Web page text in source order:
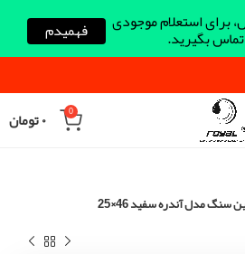
0 ۰تومان
سنگ مدل آندره سفید 46×25
برای استعلام موجودی
بگیرید. فهمیدم